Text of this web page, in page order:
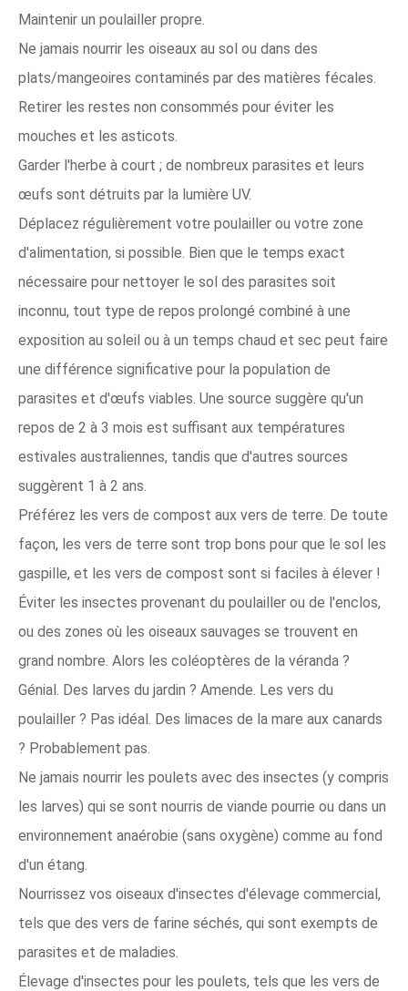
Maintenir un poulailler propre.
Ne jamais nourrir les oiseaux au sol ou dans des
plats/mangeoires contaminés par des matières fécales.
Retirer les restes non consommés pour éviter les
mouches et les asticots.
Garder l'herbe à court ; de nombreux parasites et leurs
œufs sont détruits par la lumière UV.
Déplacez régulièrement votre poulailler ou votre zone
d'alimentation, si possible. Bien que le temps exact
nécessaire pour nettoyer le sol des parasites soit
inconnu, tout type de repos prolongé combiné à une
exposition au soleil ou à un temps chaud et sec peut faire
une différence significative pour la population de
parasites et d'œufs viables. Une source suggère qu'un
repos de 2 à 3 mois est suffisant aux températures
estivales australiennes, tandis que d'autres sources
suggèrent 1 à 2 ans.
Préférez les vers de compost aux vers de terre. De toute
façon, les vers de terre sont trop bons pour que le sol les
gaspille, et les vers de compost sont si faciles à élever !
Éviter les insectes provenant du poulailler ou de l'enclos,
ou des zones où les oiseaux sauvages se trouvent en
grand nombre. Alors les coléoptères de la véranda ?
Génial. Des larves du jardin ? Amende. Les vers du
poulailler ? Pas idéal. Des limaces de la mare aux canards
? Probablement pas.
Ne jamais nourrir les poulets avec des insectes (y compris
les larves) qui se sont nourris de viande pourrie ou dans un
environnement anaérobie (sans oxygène) comme au fond
d'un étang.
Nourrissez vos oiseaux d'insectes d'élevage commercial,
tels que des vers de farine séchés, qui sont exempts de
parasites et de maladies.
Élevage d'insectes pour les poulets, tels que les vers de